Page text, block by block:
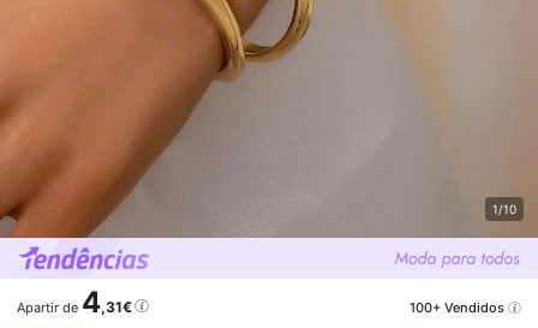
1/10
Apartir de 4,31€ 100+ Vendidos